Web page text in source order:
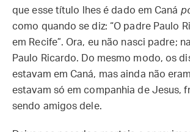
que esse título lhes é dado em Caná
como quando se diz: “O padre Paulo
em Recife”. Ora, eu não nasci padre;
Paulo Ricardo. Do mesmo modo, os
estavam em Caná, mas ainda não eram
estavam só em companhia de Jesus,
sendo amigos dele.